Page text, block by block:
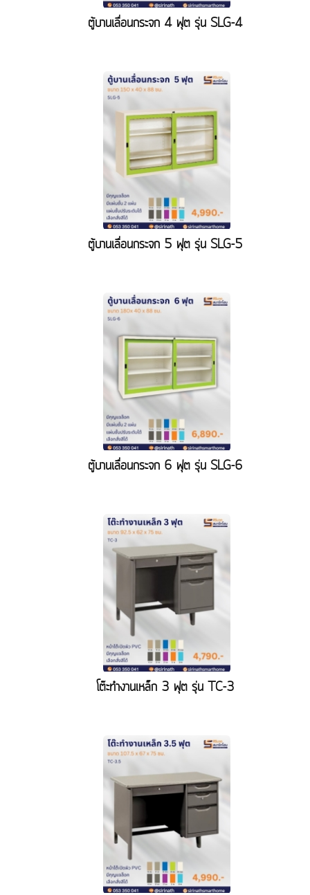
ตู้บานเลื่อนกระจก 4 ฟุต รุ่น SLG-4
ตู้บานเลื่อนกระจก 5 ฟุต รุ่น SLG-5
ตู้บานเลื่อนกระจก 6 ฟุต รุ่น SLG-6
โต๊ะทำงานเหล็ก 3 ฟุต รุ่น TC-3